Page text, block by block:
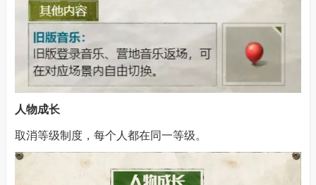
人物成长
取消等级制度，每个人都在同一等级。